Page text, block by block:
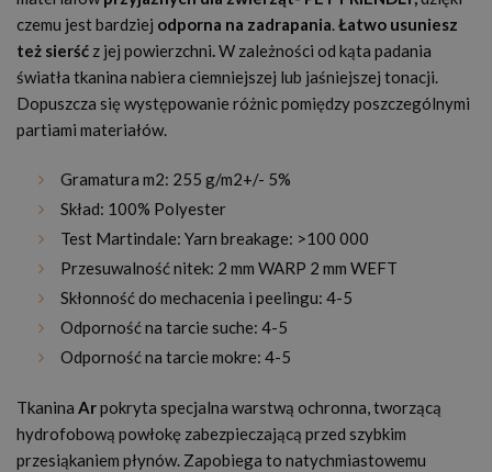
czemu jest bardziej odporna na zadrapania.Łatwo usuniesz
też sierść z jej powierzchni.W zależności od kąta padania
światła tkanina nabiera ciemniejszej lub jaśniejszej tonacji.
Dopuszcza się występowanie różnic pomiędzy poszczególnymi
partiami materiałów.
Gramatura m2: 255 g/m2+/- 5%
Skład: 100% Polyester
Test Martindale: Yarn breakage: >100 000
Przesuwalność nitek: 2 mm WARP 2 mm WEFT
Skłonność do mechacenia i peelingu: 4-5
Odporność na tarcie suche: 4-5
Odporność na tarcie mokre: 4-5
Tkanina Arpokryta specjalna warstwą ochronna, tworzącą
hydrofobową powłokę zabezpieczającą przed szybkim
przesiąkaniem płynów. Zapobiega to natychmiastowemu